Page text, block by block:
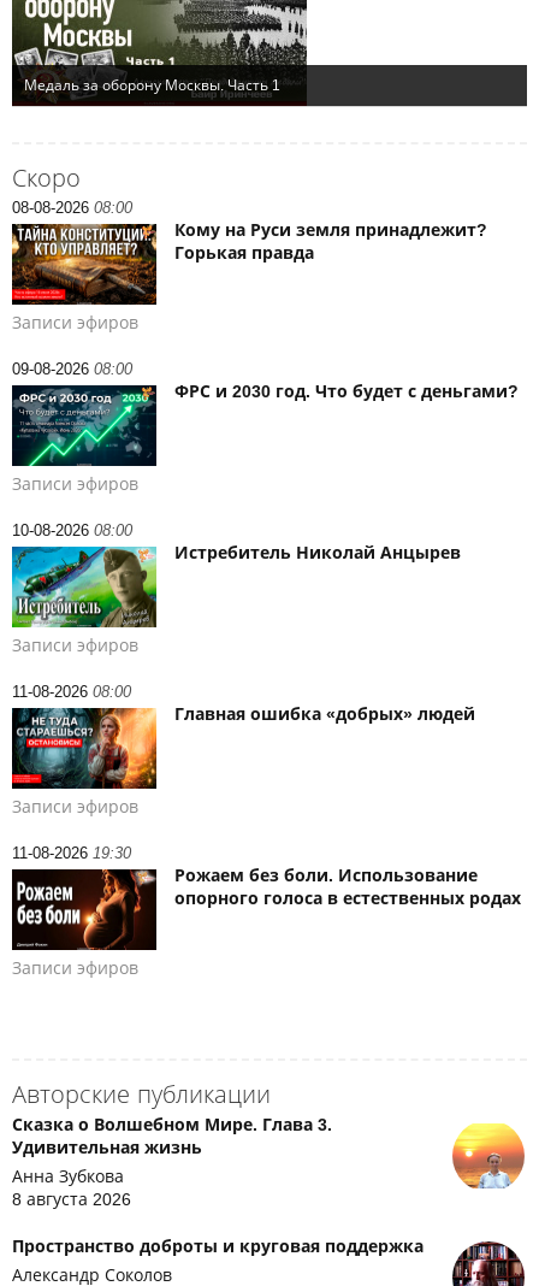
Скоро
08-08-2026 08:00
Кому на Руси земля принадлежит?
Горькая правда
Записи эфиров
09-08-2026 08:00
ФРС и 2030 год. Что будет с деньгами?
Записи эфиров
10-08-2026 08:00
Истребитель Николай Анцырев
Записи эфиров
11-08-2026 08:00
Главная ошибка «добрых» людей
Записи эфиров
11-08-2026 19:30
Рожаем без боли. Использование
опорного голоса в естественных родах
Записи эфиров
Авторские публикации
Сказка о Волшебном Мире. Глава 3.
Удивительная жизнь
Анна Зубкова
8 августа 2026
Пространство доброты и круговая поддержка
Александр Соколов